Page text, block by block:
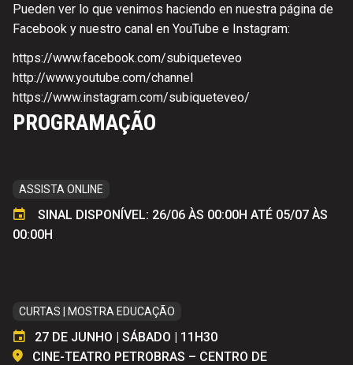
Pueden ver lo que venimos haciendo en nuestra página de
Facebook y nuestro canal en YouTube e Instagram:
https://www.facebook.com/subiqueteveo
http://www.youtube.com/channel
https://www.instagram.com/subiqueteveo/
PROGRAMAÇÃO
ASSISTA ONLINE
SINAL DISPONÍVEL: 26/06 ÀS 00:00H ATÉ 05/07 ÀS
00:00H
CURTAS | MOSTRA EDUCAÇÃO
27 DE JUNHO | SÁBADO | 11H30
CINE-TEATRO PETROBRAS – CENTRO DE